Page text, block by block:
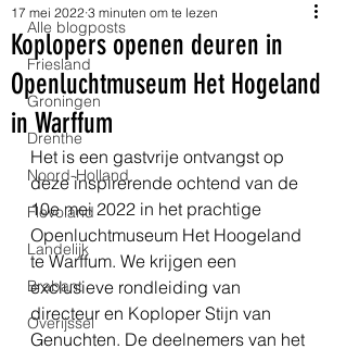
Alle blogposts
Friesland
Groningen
Drenthe
Noord-Holland
Flevoland
Landelijk
Brabant
Overijssel
Koplopers openen deuren in
Openluchtmuseum Het Hogeland
in Warffum
17 mei 2022 3 minuten om te lezen
Het is een gastvrije ontvangst op
deze inspirerende ochtend van de
10e mei 2022 in het prachtige
Openluchtmuseum Het Hoogeland
te Warffum. We krijgen een
exclusieve rondleiding van
directeur en Koploper Stijn van
Genuchten. De deelnemers van het